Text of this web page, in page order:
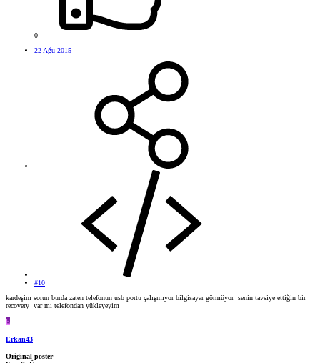
0
22 Ağu 2015
#10
kardeşim sorun burda zaten telefonun usb portu çalışmıyor bilgisayar görmüyor senin tavsiye ettiğin bir
recovery var mı telefondan yükleyeyim
E
Erkan43
Original poster